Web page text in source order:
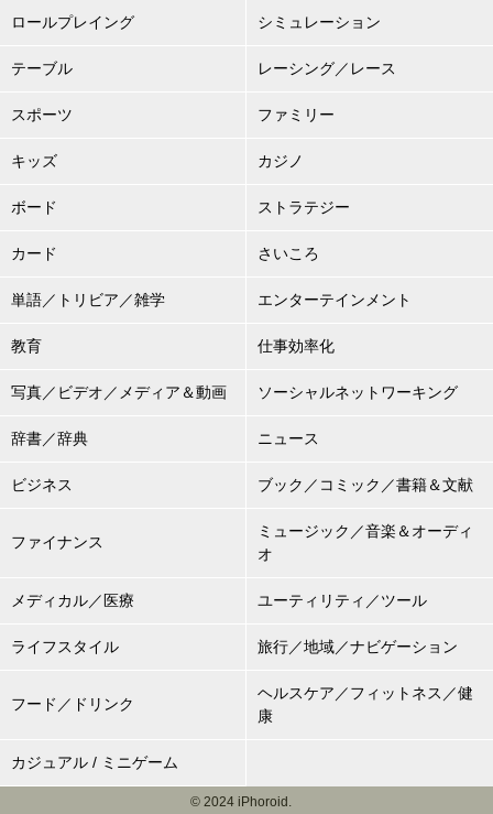
ロールプレイング シミュレーション
テーブル レーシング／レース
スポーツ ファミリー
キッズ カジノ
ボード ストラテジー
カード さいころ
単語／トリビア／雑学 エンターテインメント
教育 仕事効率化
写真／ビデオ／メディア＆動画 ソーシャルネットワーキング
辞書／辞典 ニュース
ビジネス ブック／コミック／書籍＆文献
ファイナンス
ミュージック／音楽＆オーディ
オ
メディカル／医療 ユーティリティ／ツール
ライフスタイル 旅行／地域／ナビゲーション
フード／ドリンク
ヘルスケア／フィットネス／健
康
カジュアル / ミニゲーム
© 2024 iPhoroid.